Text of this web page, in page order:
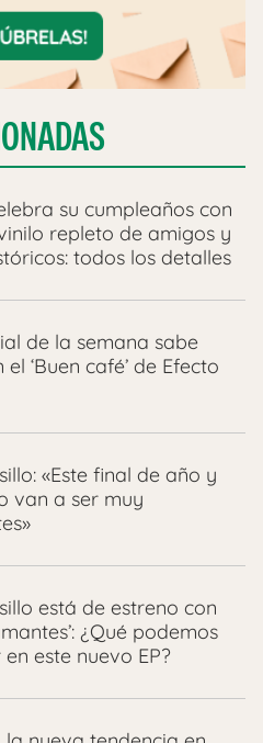
su cumpleaños con
repleto de amigos y
todos los detalles
de la semana sabe
‘Buen café’ de Efecto
«Este final de año y
van a ser muy
está de estreno con
¿Qué podemos
este nuevo EP?